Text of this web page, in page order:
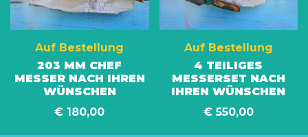
Auf Bestellung
203 MM CHEF
MESSER NACH IHREN
WÜNSCHEN
€ 180,00
Auf Bestellung
4 TEILIGES
MESSERSET NACH
IHREN WÜNSCHEN
€550,00